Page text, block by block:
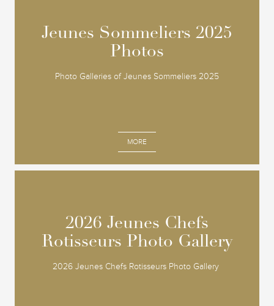
Jeunes Sommeliers 2025
Photos
Photo Galleries of Jeunes Sommeliers 2025
MORE
Jeunes Sommeliers 2025
Photos
2026 Jeunes Chefs
Rotisseurs Photo Gallery
2026 Jeunes Chefs Rotisseurs Photo Gallery
2026 Jeunes Chefs
Rotisseurs Photo Gallery